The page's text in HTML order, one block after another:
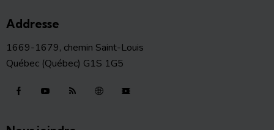
Addresse
1669-1679, chemin Saint-Louis
Québec (Québec) G1S 1G5